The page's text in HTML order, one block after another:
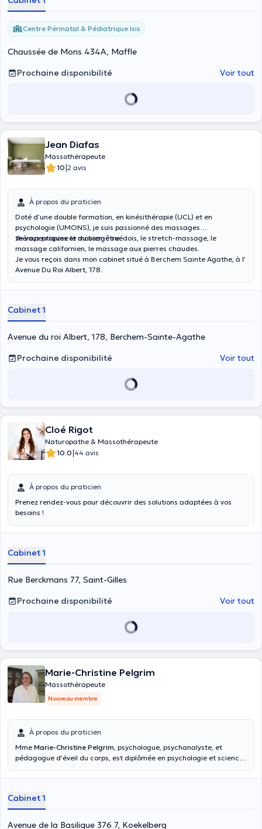
aujourd’hui.
Centre Périnatal & Pédiatrique Isis
Chaussée de Mons 434A, Maffle
Prochaine disponibilité
Voir tout
Jean Diafas
Massothérapeute
10|2 avis
À propos du praticien
Doté d’une double formation, en kinésithérapie (UCL) et en
psychologie (UMONS), je suis passionné des massages
thérapeutiques et du bien-être.
Je vous propose le massage suédois, le stretch-massage, le
massage californien, le massage aux pierres chaudes.
Je vous reçois dans mon cabinet situé à Berchem Sainte Agathe, à l’
Avenue Du Roi Albert, 178.
Cabinet 1
Avenue du roi Albert, 178, Berchem-Sainte-Agathe
Prochaine disponibilité
Voir tout
Cloé Rigot
Naturopathe & Massothérapeute
10.0|44 avis
À propos du praticien
Prenez rendez-vous pour découvrir des solutions adaptées à vos
besoins !
Cabinet 1
Rue Berckmans 77, Saint-Gilles
Prochaine disponibilité
Voir tout
Marie-Christine Pelgrim
Massothérapeute
Nouveau membre
À propos du praticien
Mme Marie-Christine Pelgrim, psychologue, psychanalyste, et
pédagogue d'éveil du corps, est diplômée en psychologie et sciences
aromathérapie, en réflexologie plantaire et massage holistique. Elle
Cabinet 1
Avenue de la Basilique 376 7, Koekelberg